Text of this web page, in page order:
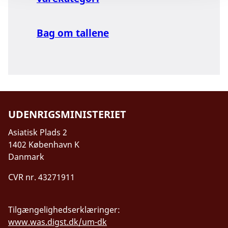
Bag om tallene
UDENRIGSMINISTERIET
Asiatisk Plads 2
1402 København K
Danmark
CVR nr. 43271911
Tilgængelighedserklæringer:
www.was.digst.dk/um-dk